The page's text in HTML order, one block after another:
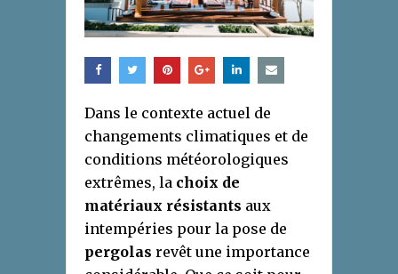
Dans le contexte actuel de
changements climatiques et de
conditions météorologiques
extrêmes, la choix de
matériaux résistants aux
intempéries pour la pose de
pergolas revêt une importance